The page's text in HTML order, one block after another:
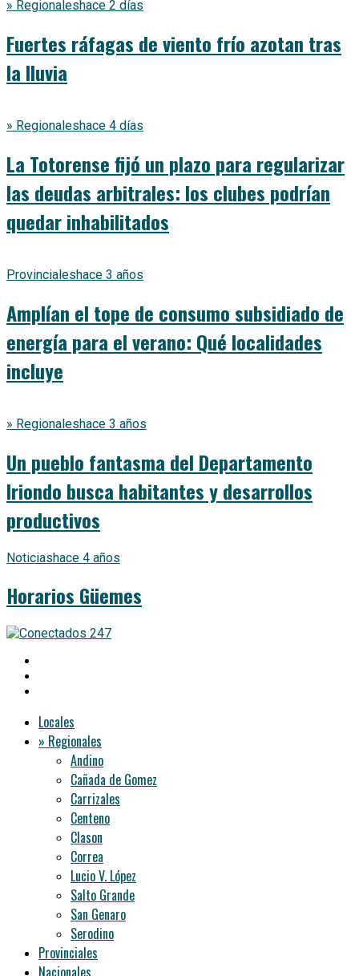
» Regionaleshace 2 días
Fuertes ráfagas de viento frío azotan tras
la lluvia
» Regionaleshace 4 días
La Totorense fijó un plazo para regularizar
las deudas arbitrales: los clubes podrían
quedar inhabilitados
Provincialeshace 3 años
Amplían el tope de consumo subsidiado de
energía para el verano: Qué localidades
incluye
» Regionaleshace 3 años
Un pueblo fantasma del Departamento
Iriondo busca habitantes y desarrollos
productivos
Noticiashace 4 años
Horarios Güemes
Locales
» Regionales
Andino
Cañada de Gomez
Carrizales
Centeno
Clason
Correa
Lucio V. López
Salto Grande
San Genaro
Serodino
Provinciales